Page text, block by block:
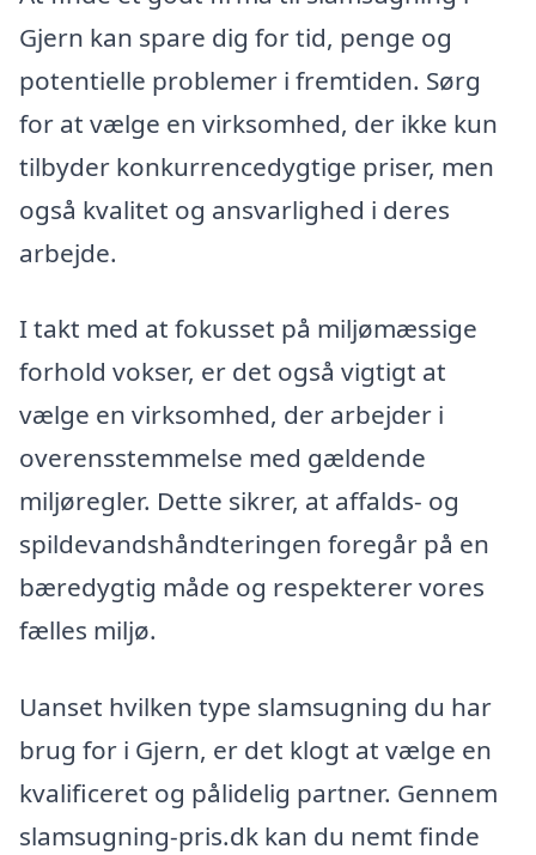
Gjern kan spare dig for tid, penge og
potentielle problemer i fremtiden. Sørg
for at vælge en virksomhed, der ikke kun
tilbyder konkurrencedygtige priser, men
også kvalitet og ansvarlighed i deres
arbejde.
I takt med at fokusset på miljømæssige
forhold vokser, er det også vigtigt at
vælge en virksomhed, der arbejder i
overensstemmelse med gældende
miljøregler. Dette sikrer, at affalds- og
spildevandshåndteringen foregår på en
bæredygtig måde og respekterer vores
fælles miljø.
Uanset hvilken type slamsugning du har
brug for i Gjern, er det klogt at vælge en
kvalificeret og pålidelig partner. Gennem
slamsugning-pris.dk kan du nemt finde